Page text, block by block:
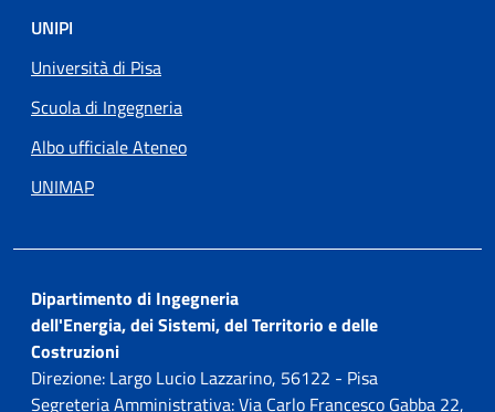
UNIPI
Università di Pisa
Scuola di Ingegneria
Albo ufficiale Ateneo
UNIMAP
Dipartimento di Ingegneria
dell'Energia, dei Sistemi, del Territorio e delle
Costruzioni
Direzione: Largo Lucio Lazzarino, 56122 - Pisa
Segreteria Amministrativa: Via Carlo Francesco Gabba 22,